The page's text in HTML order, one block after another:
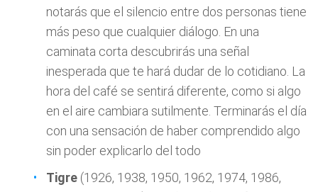
notarás que el silencio entre dos personas tiene
más peso que cualquier diálogo. En una
caminata corta descubrirás una señal
inesperada que te hará dudar de lo cotidiano. La
hora del café se sentirá diferente, como si algo
en el aire cambiara sutilmente. Terminarás el día
con una sensación de haber comprendido algo
sin poder explicarlo del todo
Tigre (1926, 1938, 1950, 1962, 1974, 1986,